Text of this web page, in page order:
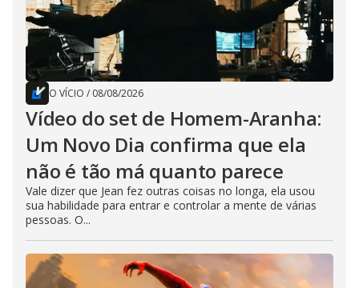
O VÍCIO / 08/08/2026
Vídeo do set de Homem-Aranha:
Um Novo Dia confirma que ela
não é tão má quanto parece
Vale dizer que Jean fez outras coisas no longa, ela usou
sua habilidade para entrar e controlar a mente de várias
pessoas. O...